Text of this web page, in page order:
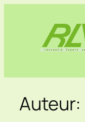
Auteur: